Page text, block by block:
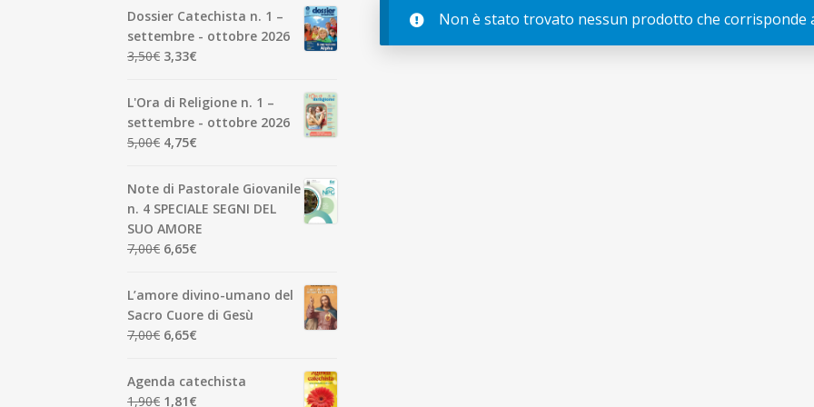
Non è stato trovato nessun prodotto che corrisponde
Dossier Catechista n. 1 –
settembre - ottobre 2026
3,50€ Il
originale
era:
3,50€.
3,33€
attuale
è:
L'Ora di Religione n. 1 –
settembre - ottobre 2026
5,00€ Il
originale
era:
5,00€.
4,75€
attuale
è:
4,75€.
Note di Pastorale Giovanile
n. 4 SPECIALE SEGNI DEL
SUO AMORE
7,00€ Il
originale
era:
7,00€.
6,65€
attuale
L’amore divino-umano del
Sacro Cuore di Gesù
7,00€ Il
originale
era:
6,65€
attuale
Agenda catechista
1,90€ Il
1,81€